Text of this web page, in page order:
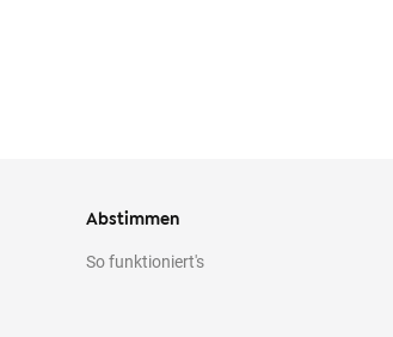
Abstimmen
So funktioniert's